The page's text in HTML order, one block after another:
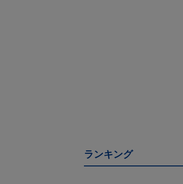
ランキング